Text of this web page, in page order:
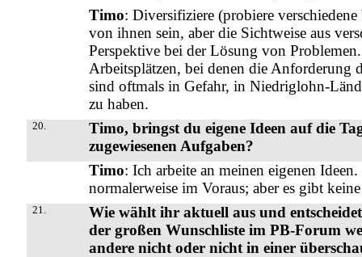
Timo: Diversifiziere (probiere
von ihnen sein, aber die Sichtweise aus
Perspektive bei der Lösung von
Arbeitsplätzen, bei denen die Anforderung
sind oftmals in Gefahr, in Niedriglohn-
zu haben.
20.
Timo, bringst du eigene Ideen auf die
zugewiesenen Aufgaben?
Timo: Ich arbeite an meinen eigenen
normalerweise im Voraus; aber es gibt
21.
Wie wählt ihr aktuell aus und
der großen Wunschliste im PB-Forum
andere nicht oder nicht in einer